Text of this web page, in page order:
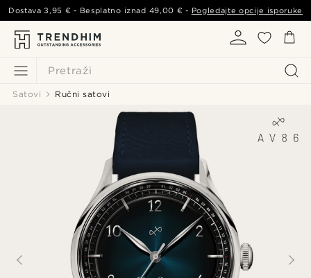
Pretraži
Dostava3,95 € - Besplatno iznad 49,00 € - Pogledajte opcije isporuke
Satovi Ručni satovi